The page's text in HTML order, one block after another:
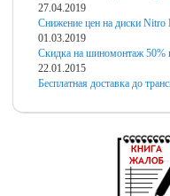
27.04.2019
Снижение цен на диски Nitro
01.03.2019
Скидка на шиномонтаж 50%
22.01.2015
Бесплатная доставка до